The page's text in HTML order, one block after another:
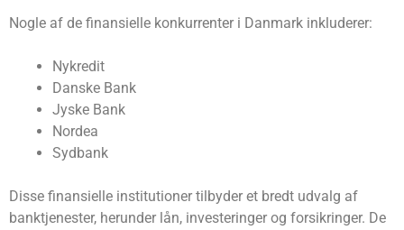
Nogle af de finansielle konkurrenter i Danmark inkluderer:
Nykredit
Danske Bank
Jyske Bank
Nordea
Sydbank
Disse finansielle institutioner tilbyder et bredt udvalg af
banktjenester, herunder lån, investeringer og forsikringer. De